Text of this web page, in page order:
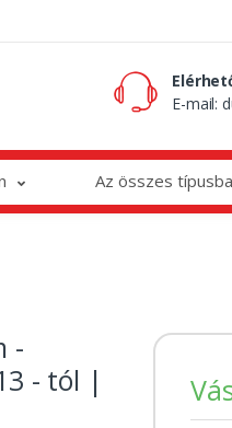
E-mail:
Az összes
-
- tól |